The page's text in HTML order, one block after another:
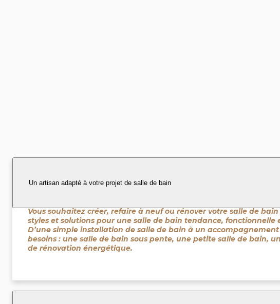
Un artisan adapté à votre projet de salle de bain
Vous souhaitez créer, refaire à neuf ou rénover votre salle de
styles et solutions pour une salle de bain tendance, fonctionnelle
D’une simple installation de salle de bain à un accompagnement
besoins : une salle de bain sous pente, une petite salle de bain,
de rénovation énergétique.